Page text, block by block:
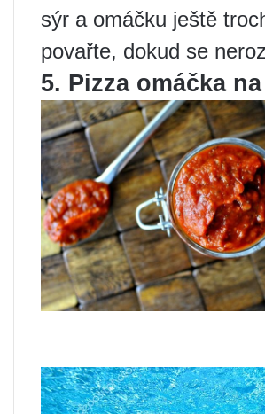
sýr a omáčku ještě
povařte, dokud se
5. Pizza omáčka